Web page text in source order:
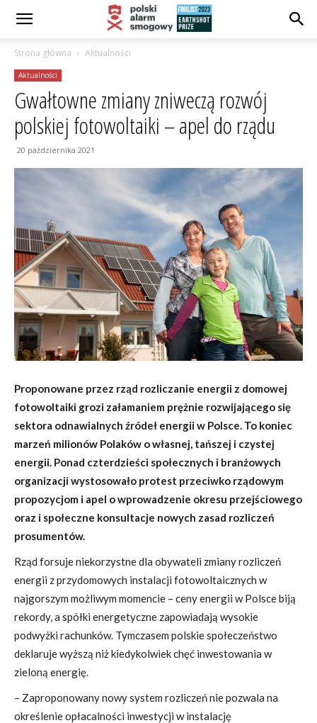
Strona główna Aktualności
Aktualności
Gwałtowne zmiany zniweczą rozwój
polskiej fotowoltaiki – apel do rządu
20 października 2021
Proponowane przez rząd rozliczanie energii z domowej
fotowoltaiki grozi załamaniem prężnie rozwijającego się
sektora odnawialnych źródeł energii w Polsce. To koniec
marzeń milionów Polaków o własnej, tańszej i czystej
energii. Ponad czterdzieści społecznych i branżowych
organizacji wystosowało protest przeciwko rządowym
propozycjom i apel o wprowadzenie okresu przejściowego
oraz i społeczne konsultacje nowych zasad rozliczeń
prosumentów.
Rząd forsuje niekorzystne dla obywateli zmiany rozliczeń
energii z przydomowych instalacji fotowoltaicznych w
najgorszym możliwym momencie – ceny energii w Polsce biją
rekordy, a spółki energetyczne zapowiadają wysokie
podwyżki rachunków. Tymczasem polskie społeczeństwo
deklaruje wyższą niż kiedykolwiek chęć inwestowania w
zieloną energię.
– Zaproponowany nowy system rozliczeń nie pozwala na
określenie opłacalności inwestycji w instalację